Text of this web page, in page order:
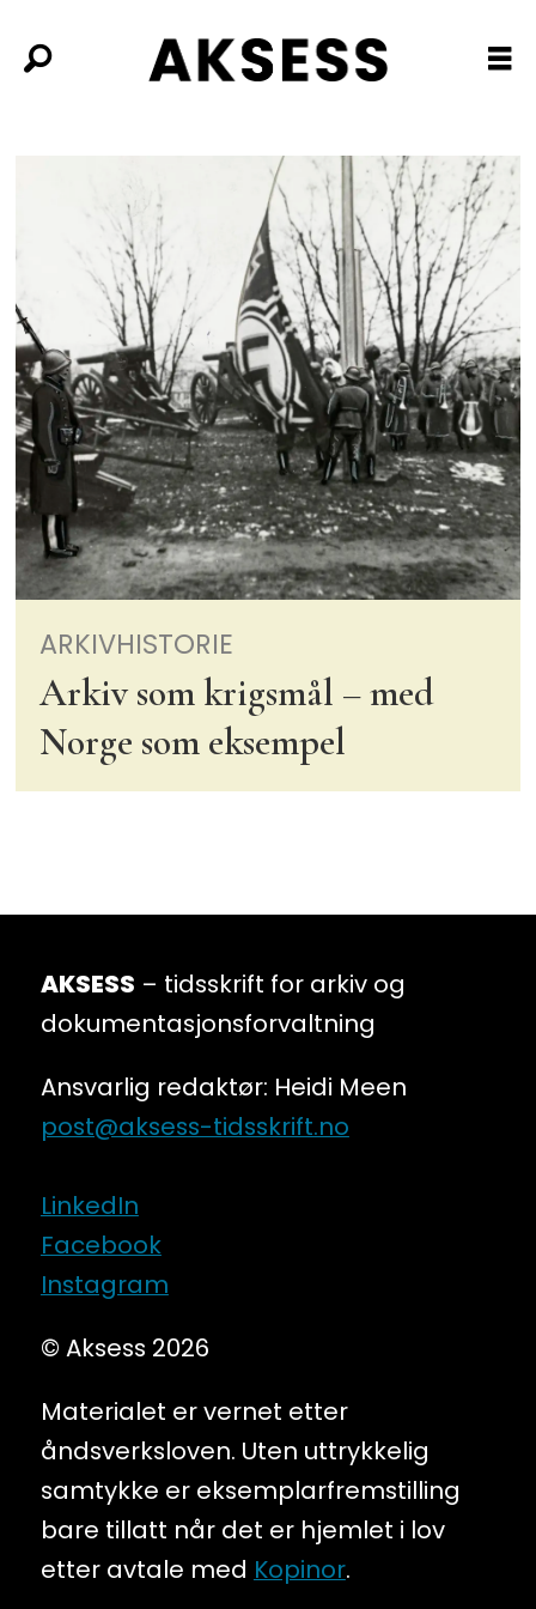
arkivplyndring
ARKIVHISTORIE
Arkiv som krigsmål – med
Norge som eksempel
AKSESS – tidsskrift for arkiv og
dokumentasjonsforvaltning
Ansvarlig redaktør: Heidi Meen
post@aksess-tidsskrift.no
LinkedIn
Facebook
Instagram
© Aksess 2026
Materialet er vernet etter
åndsverksloven. Uten uttrykkelig
samtykke er eksemplarfremstilling
bare tillatt når det er hjemlet i lov
etter avtale med Kopinor.